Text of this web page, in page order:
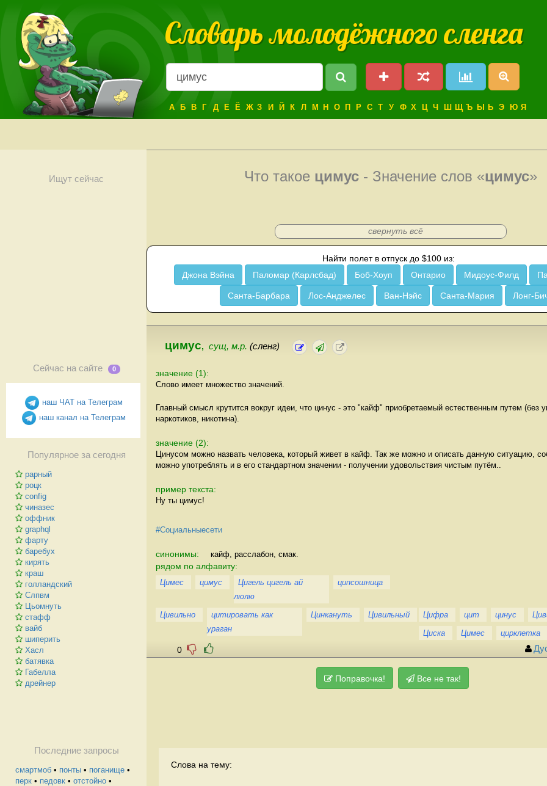
Словарь молодёжного сленга
А Б В Г Д Е Ё Ж З И Й К Л М Н О П Р С Т У Ф Х Ц Ч Ш Щ Ъ Ы Ь Э Ю Я
Ищут сейчас
Сейчас на сайте 0
наш ЧАТ на Телеграм
наш канал на Телеграм
Популярное за сегодня
рарный
роцк
config
чиназес
оффник
graphql
фарту
баребух
кирять
краш
голландский
Слпвм
Цьомнуть
стафф
вайб
шиперить
Хасл
батявка
Габелла
дрейнер
Последние запросы
смартмоб • понты • поганище •
перк • педовк • отстойно •
Что такое цимус - Значение слов «цимус»
свернуть всё
Найти полет в отпуск до $100 из:
Джона Вэйна
Паломар (Карлсбад) Боб-Хоуп Онтарио Мидоус-Филд
Санта-Барбара Лос-Анджелес Ван-Нэйс Санта-Мария Лонг-
цимус, сущ, м.р. (сленг)
значение (1):
Слово имеет множество значений.
Главный смысл крутится вокруг идеи, что цинус - это "кайф" приобретаемый естественным путем (без
наркотиков, никотина).
значение (2):
Цинусом можно назвать человека, который живет в кайф. Так же можно и описать данную ситуацию,
можно употреблять и в его стандартном значении - получении удовольствия чистым путём..
пример текста:
Ну ты цимус!
#Социальныесети
синонимы: кайф, расслабон, смак.
рядом по алфавиту:
Цимес цимус
Цигель цигель ай
люлю
ципсошница
Цивильно
цитировать как
ураган
Цинкануть Цивильный Цифра цит цинус
Циска
Цимес цирклетка
0
Поправочка! Все не так!
Слова на тему: